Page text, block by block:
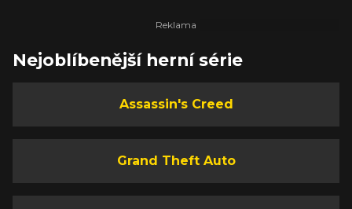
Nejoblíbenější herní série
Assassin's Creed
Grand Theft Auto